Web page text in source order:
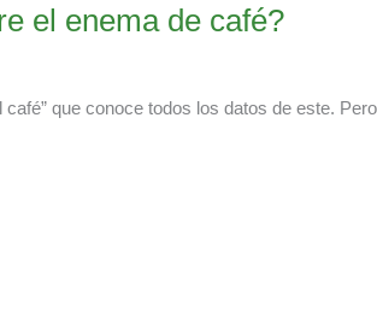
el enema de café?
café” que conoce todos los datos de este.